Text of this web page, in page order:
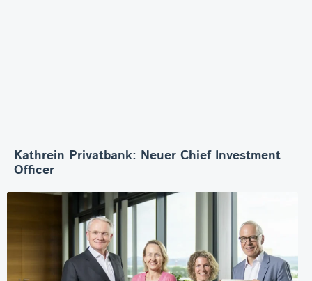
Kathrein Privatbank: Neuer Chief Investment
Officer